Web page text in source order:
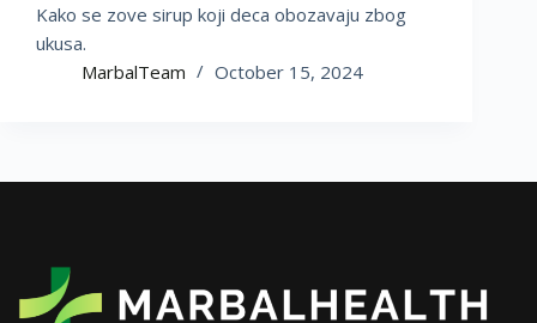
Kako se zove sirup koji deca obozavaju zbog
ukusa.
MarbalTeam
October 15, 2024